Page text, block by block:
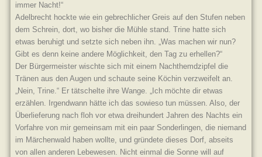
immer Nacht!“
Adelbrecht hockte wie ein gebrechlicher Greis auf den Stufen neben
dem Schrein, dort, wo bisher die Mühle stand. Trine hatte sich
etwas beruhigt und setzte sich neben ihn. „Was machen wir nun?
Gibt es denn keine andere Möglichkeit, den Tag zu erhellen?“
Der Bürgermeister wischte sich mit einem Nachthemdzipfel die
Tränen aus den Augen und schaute seine Köchin verzweifelt an.
„Nein, Trine.“ Er tätschelte ihre Wange. „Ich möchte dir etwas
erzählen. Irgendwann hätte ich das sowieso tun müssen. Also, der
Überlieferung nach floh vor etwa dreihundert Jahren des Nachts ein
Vorfahre von mir gemeinsam mit ein paar Sonderlingen, die niemand
im Märchenwald haben wollte, und gründete dieses Dorf, abseits
von allen anderen Lebewesen. Nicht einmal die Sonne will auf